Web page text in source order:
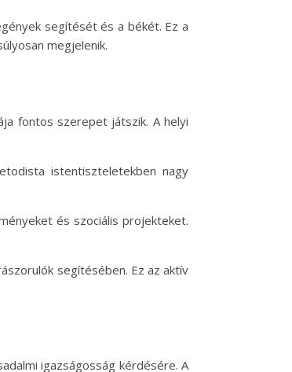
segítését és a békét. Ez a
megjelenik.
fontos szerepet játszik. A helyi
istentiszteletekben nagy
és szociális projekteket.
segítésében. Ez az aktív
igazságosság kérdésére. A